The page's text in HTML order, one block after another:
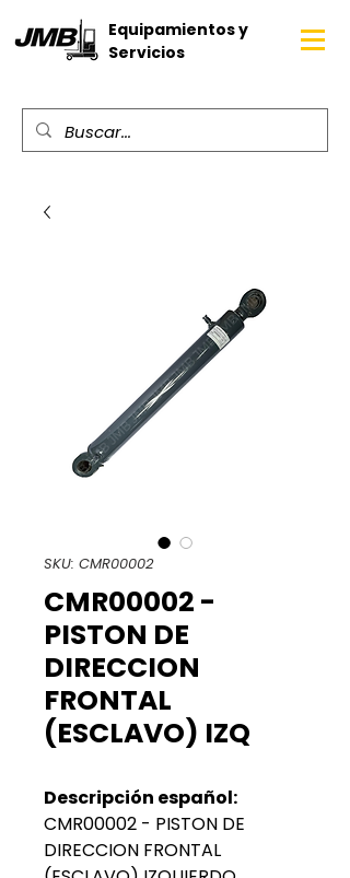
Equipamientos y
Servicios
SKU: CMR00002
CMR00002 -
PISTON DE
DIRECCION
FRONTAL
(ESCLAVO) IZQ
Descripción español:
CMR00002 - PISTON DE
DIRECCION FRONTAL